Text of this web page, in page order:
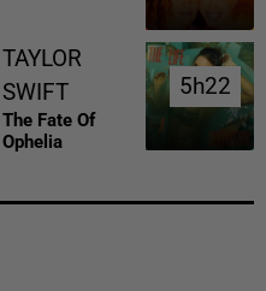
TAYLOR
SWIFT
The Fate Of
Ophelia
5h22
5h22